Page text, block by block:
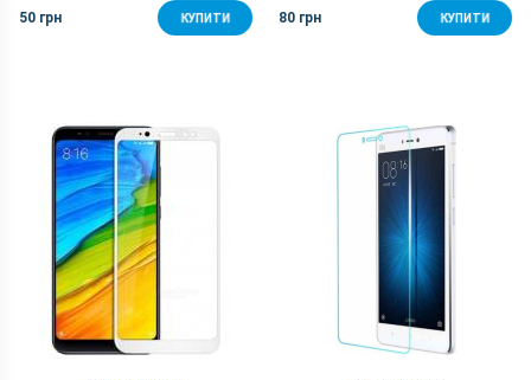
50 грн КУПИТИ 80 грн КУПИТИ